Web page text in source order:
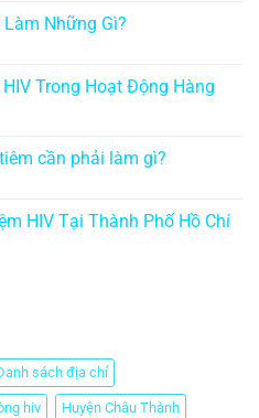
Làm Những Gì?
Trong Hoạt Động Hàng
cần phải làm gì?
HIV Tại Thành Phố Hồ Chí
sách địa chỉ
hiv Huyện Châu Thành